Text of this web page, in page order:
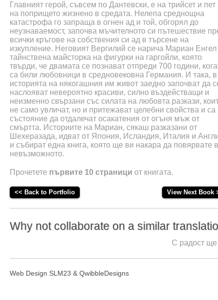
Главният герой, съвсем по Дантевски, е на трийсет и пет
на попрището жизнено в средата. Нелепа среднощна
катастрофа го запраща в огнен ад и той, обгорял до
неузнаваемост, започва мъчителното си пътешествие
всички кръгове на собствения си ад в търсене на
изкупление. Неговият Вергилий се нарича Мариан Енгел
тайнствена майсторка на фигурки на гаргойли, която
твърди, че двамата се познават отпреди 700 години,
са били любовници в средновековна Германия. И така, в
историята на някогашния им живот заедно започват да
наслояват невероятно красиви, силно въздействащи и
неизменно свързани със силата на любовта разкази,
не само увличат, но и притежават целебни свойства и са
състояние да отдалечат осакатения от огъня мъж от
смъртта. Историите на Мариан, сякаш разказани от
Шехеразада, идват от Япония, Исландия, Италия и
и събират една книга, която ще ви накара да повярвате в
невъзможното.
Прочетете първите 10 страници от книгата.
<< Back to Portfolio View Next Book
Why not collaborate on a similar
С радост ще
Web Design SLM23 & QwibbleDesigns